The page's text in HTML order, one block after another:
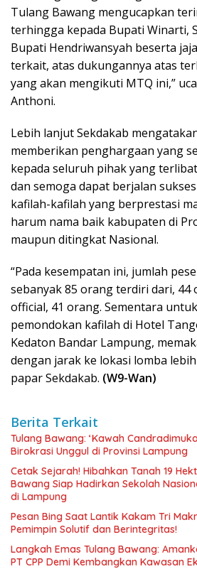
Tulang Bawang mengucapkan
terhingga kepada Bupati Winarti,
Bupati Hendriwansyah beserta
terkait, atas dukungannya atas
yang akan mengikuti MTQ ini,”
Anthoni.
Lebih lanjut Sekdakab
memberikan penghargaan yang
kepada seluruh pihak yang
dan semoga dapat berjalan
kafilah-kafilah yang berprestasi
harum nama baik kabupaten di
maupun ditingkat Nasional.
“Pada kesempatan ini, jumlah
sebanyak 85 orang terdiri dari, 44
official, 41 orang. Sementara
pemondokan kafilah di Hotel
Kedaton Bandar Lampung,
dengan jarak ke lokasi lomba
papar Sekdakab. (W9-Wan)
Berita Terkait
Tulang Bawang: ‘Kawah
Birokrasi Unggul di Provinsi Lampung
Cetak Sejarah! Hibahkan Tanah 19
Bawang Siap Hadirkan Sekolah
di Lampung
Pesan Bing Saat Lantik Kakam Tri
Pemimpin Solutif dan Berintegritas!
Langkah Emas Tulang Bawang:
PT CPP Demi Kembangkan Kawasan